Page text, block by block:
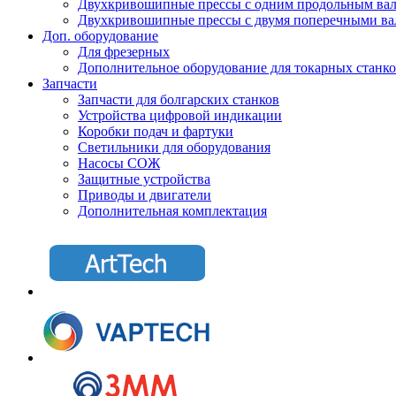
Двухкривошипные прессы с одним продольным
Двухкривошипные прессы с двумя поперечными
Доп. оборудование
Для фрезерных
Дополнительное оборудование для токарных
Запчасти
Запчасти для болгарских станков
Устройства цифровой индикации
Коробки подач и фартуки
Светильники для оборудования
Насосы СОЖ
Защитные устройства
Приводы и двигатели
Дополнительная комплектация